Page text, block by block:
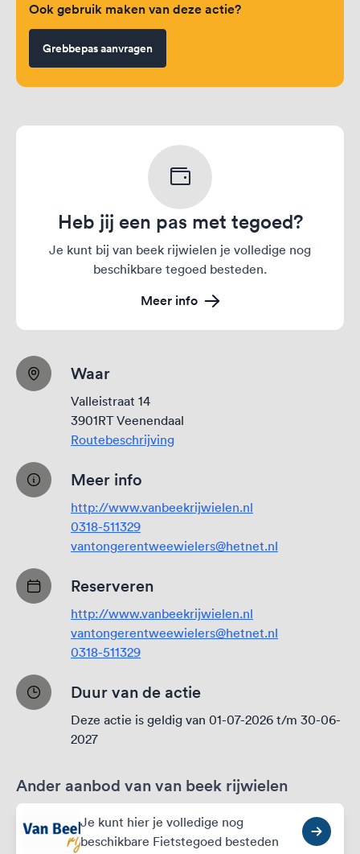
Ook gebruik maken van deze actie?
Grebbepas aanvragen
Heb jij een pas met tegoed?
Je kunt bij van beek rijwielen je volledige nog
beschikbare tegoed besteden.
Meer info
Waar
Valleistraat 14
3901RT Veenendaal
Routebeschrijving
Meer info
http://www.vanbeekrijwielen.nl
0318-511329
vantongerentweewielers@hetnet.nl
Reserveren
http://www.vanbeekrijwielen.nl
vantongerentweewielers@hetnet.nl
0318-511329
Duur van de actie
Deze actie is geldig van 01-07-2026 t/m 30-06-
2027
Ander aanbod van van beek rijwielen
Je kunt hier je volledige nog
beschikbare Fietstegoed besteden